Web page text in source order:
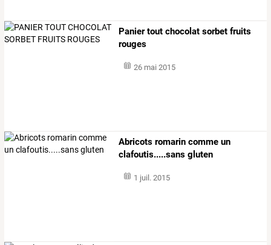
Panier tout chocolat sorbet fruits
rouges
26 mai 2015
Abricots romarin comme un
clafoutis.....sans gluten
1 juil. 2015